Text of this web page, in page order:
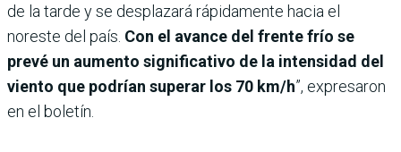
de la tarde y se desplazará rápidamente hacia el
noreste del país. Con el avance del frente frío se
prevé un aumento significativo de la intensidad del
viento que podrían superar los 70 km/h”, expresaron
en el boletín.